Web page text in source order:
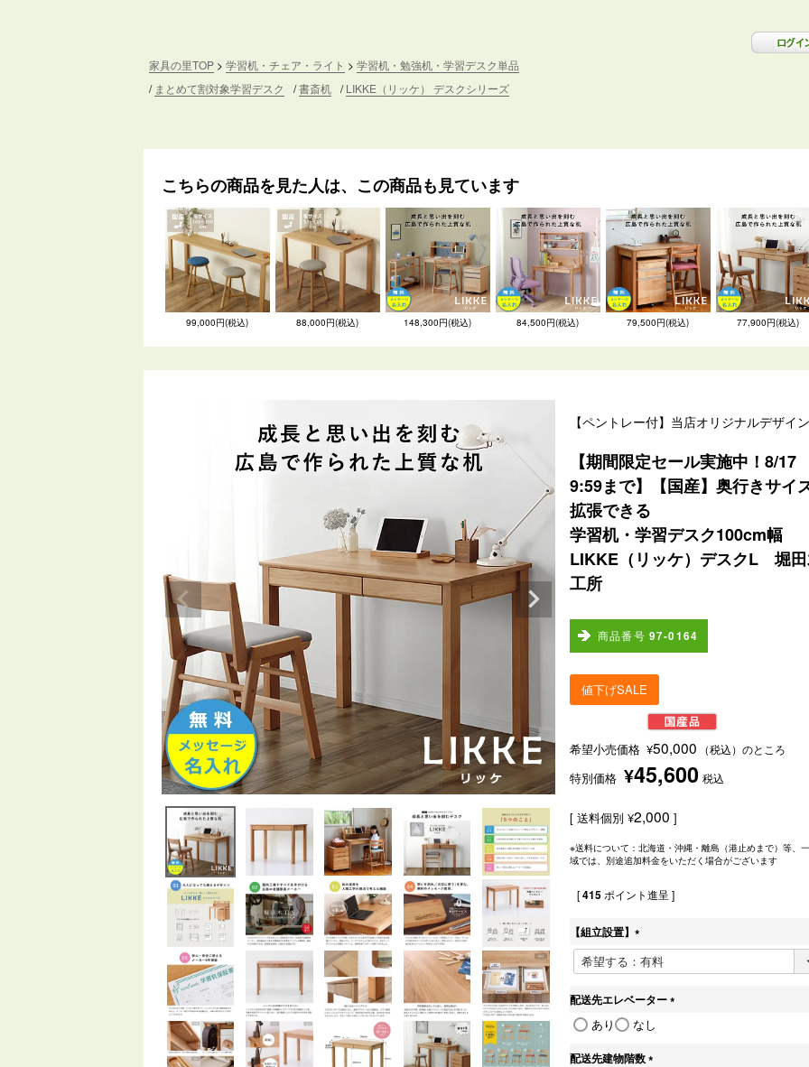
家具の里TOP 学習机・チェア・ライト
学習机・勉強机・学習デスク単品
まとめて割対象学習デスク
書斎机 LIKKE（リッケ） デスクシリーズ
こちらの商品を見た人は、この商品も見ています
99,000円(税込) 88,000円(税込) 148,300円(税込) 84,500円(税込) 79,500円(税込) 77,900円(税込)
【ペントレー付】当店オリジナルデザイ
【期間限定セール実施中！8/17
9:59まで】【国産】奥行きサイ
拡張できる
学習机・学習デスク100cm幅
LIKKE（リッケ）デスクL 堀
工所
商品番号 97-0164
値下げSALE
希望小売価格 ¥50,000 （税込）のところ
特別価格 ¥45,600 税込
送料個別 ¥2,000
※送料について：北海道・沖縄・離島（港止めまで）等、
域では、別途追加料金をいただく場合がございます
[415 ポイント進呈 ]
【組立設置】
(
必
須
配送先エレベーター
あり なし
配送先建物階数